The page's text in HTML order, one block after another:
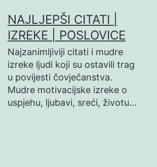
na
sadržaj
NAJLJEPŠI CITATI |
IZREKE | POSLOVICE
Najzanimljiviji citati i mudre
izreke ljudi koji su ostavili trag
u povijesti čovječanstva.
Mudre motivacijske izreke o
uspjehu, ljubavi, sreći, životu…